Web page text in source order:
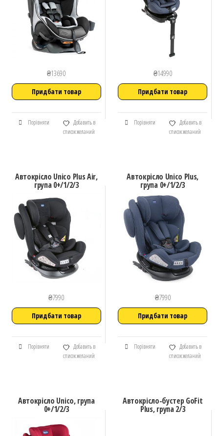
₴13690
Придбати товар
Порівняти
Добавить в
список желаний
₴14990
Придбати товар
Порівняти
Добавить в
список желаний
Автокрісло Unico Plus Air,
група 0+/1/2/3
₴7990
Придбати товар
Порівняти
Добавить в
список желаний
Автокрісло Unico Plus,
група 0+/1/2/3
₴7990
Придбати товар
Порівняти
Добавить в
список желаний
Автокрісло Unico, група
0+/1/2/3
Автокрісло-бустер GoFit
Plus, група 2/3